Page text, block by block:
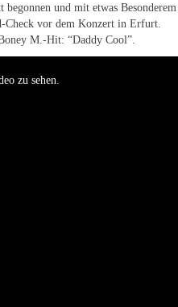
und mit etwas Besonderem
Check vor dem Konzert in Erfurt.
M.-Hit: “Daddy Cool”.
zu sehen.